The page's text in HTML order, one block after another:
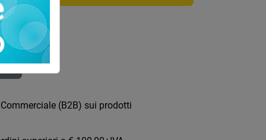
(B2B) sui prodotti